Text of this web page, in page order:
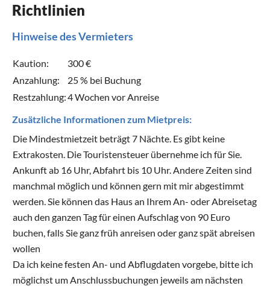
Richtlinien
Hinweise des Vermieters
Kaution:
300 €
Anzahlung:
25 % bei Buchung
Restzahlung:4 Wochen vor Anreise
Zusätzliche Informationen zum Mietpreis:
Die Mindestmietzeit beträgt 7 Nächte. Es gibt keine
Extrakosten. Die Touristensteuer übernehme ich für Sie.
Ankunft ab 16 Uhr, Abfahrt bis 10 Uhr. Andere Zeiten sind
manchmal möglich und können gern mit mir abgestimmt
werden. Sie können das Haus an Ihrem An- oder Abreisetag
auch den ganzen Tag für einen Aufschlag von 90 Euro
buchen, falls Sie ganz früh anreisen oder ganz spät abreisen
wollen
Da ich keine festen An- und Abflugdaten vorgebe, bitte ich
möglichst um Anschlussbuchungen jeweils am nächsten